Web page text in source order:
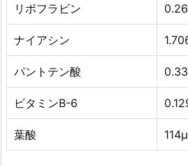
リボフラビン
ナイアシン
パントテン酸
ビタミンB-6
葉酸